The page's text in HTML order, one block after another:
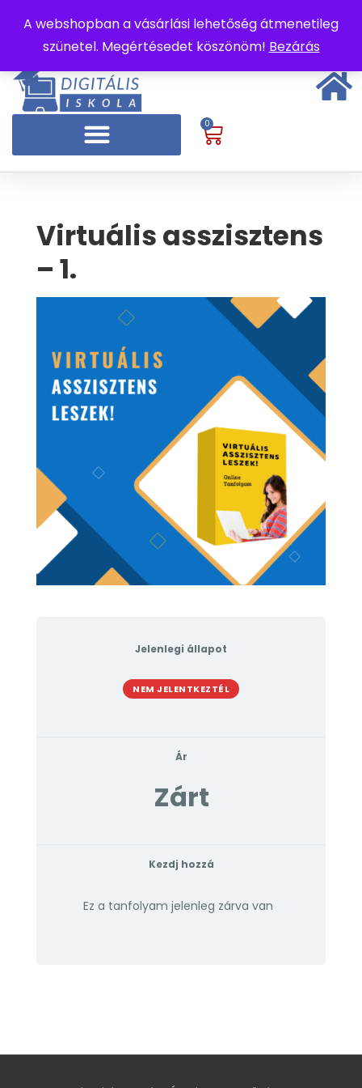
A webshopban a vásárlási lehetőség átmenetileg
szünetel. Megértésedet köszönöm! Bezárás
0
Virtuális asszisztens
– 1.
Jelenlegi állapot
NEM JELENTKEZTÉL
Ár
Zárt
Kezdj hozzá
Ez a tanfolyam jelenleg zárva van